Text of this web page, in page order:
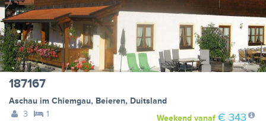
187167
Aschau im Chiemgau, Beieren, Duitsland
3
1 Weekendvanaf € 343